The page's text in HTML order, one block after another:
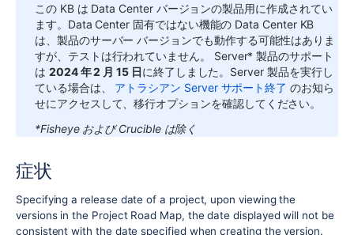
この KB は Data Center バージョンの製品用に作成されてい
ます。Data Center 固有ではない機能の Data Center KB
は、製品のサーバー バージョンでも動作する可能性はありま
すが、テストは行われていません。 Server* 製品のサポート
は 2024 年 2 月 15 日に終了しました。Server 製品を実行し
ている場合は、
アトラシアン Server サポート終了 のお知ら
せにアクセスして、移行オプションを確認してください。
*Fisheye および Crucible は除く
症状
Specifying a release date of a project, upon viewing the
versions in the Project Road Map, the date displayed will not be
consistent with the date specified when creating the version.